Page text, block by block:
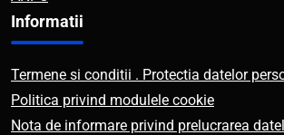
Informatii
Termene si conditii . Protectia datelor
Politica privind modulele cookie
Nota de informare privind prelucrarea